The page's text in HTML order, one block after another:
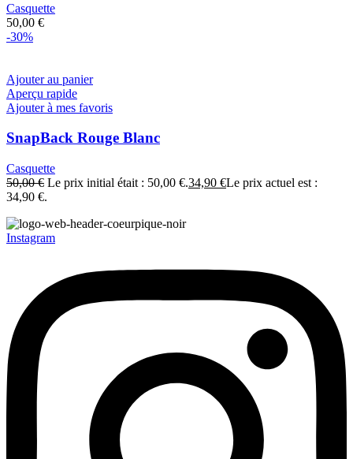
Casquette
50,00 €
-30%
Ajouter au panier
Aperçu rapide
Ajouter à mes favoris
SnapBack Rouge Blanc
Casquette
50,00€ Le prix initial était : 50,00 €.34,90 €Le prix actuel est :
34,90 €.
Instagram